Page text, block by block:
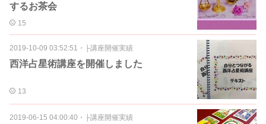
するお茶会
15
2019-10-09 03:52:51 ・ ├講座開催実績
西洋占星術講座を開催しました
13
2019-06-15 04:00:40 ・ ├講座開催実績